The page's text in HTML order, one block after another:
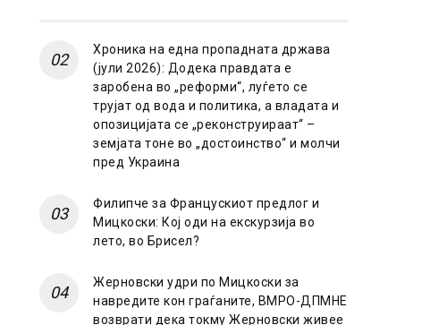
Хроника на една пропадната држава
(јули 2026): Додека правдата е
заробена во „реформи“, луѓето се
трујат од вода и политика, а владата и
опозицијата се „реконструираат“ –
земјата тоне во „достоинство“ и молчи
пред Украина
Филипче за Францускиот предлог и
Мицкоски: Кој оди на екскурзија во
лето, во Брисел?
Жерновски удри по Мицкоски за
навредите кон граѓаните, ВМРО-ДПМНЕ
возврати дека токму Жерновски живее